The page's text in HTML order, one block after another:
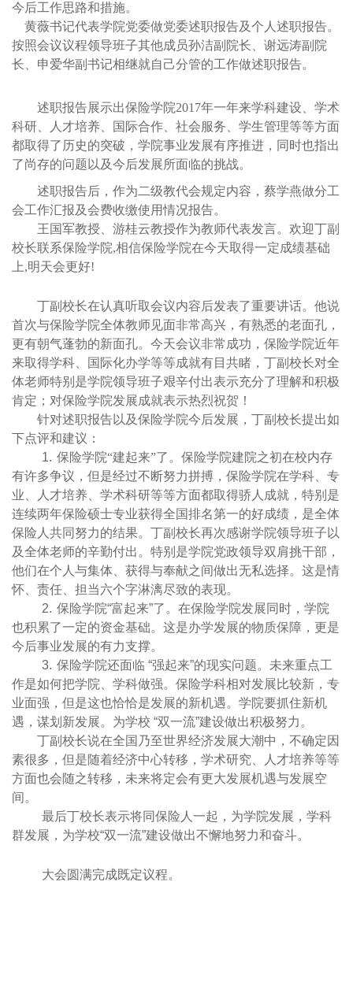
今后工作思路和措施。
黄薇书记代表学院党委做党委述职报告及个人述职报告。
按照会议议程领导班子其他成员孙洁副院长、谢远涛副院
长、申爱华副书记相继就自己分管的工作做述职报告。
述职报告展示出保险学院2017年一年来学科建设、学术
科研、人才培养、国际合作、社会服务、学生管理等等方面
都取得了历史的突破，学院事业发展有序推进，同时也指出
了尚存的问题以及今后发展所面临的挑战。
述职报告后，作为二级教代会规定内容，蔡学燕做分工
会工作汇报及会费收缴使用情况报告。
王国军教授、游桂云教授作为教师代表发言。欢迎丁副
校长联系保险学院,相信保险学院在今天取得一定成绩基础
上,明天会更好!
丁副校长在认真听取会议内容后发表了重要讲话。他说
首次与保险学院全体教师见面非常高兴，有熟悉的老面孔，
更有朝气蓬勃的新面孔。今天会议非常成功，保险学院近年
来取得学科、国际化办学等等成就有目共睹，丁副校长对全
体老师特别是学院领导班子艰辛付出表示充分了理解和积极
肯定；对保险学院发展成就表示热烈祝贺！
针对述职报告以及保险学院今后发展，丁副校长提出如
下点评和建议：
1. 保险学院“建起来”了。保险学院建院之初在校内存
有许多争议，但是经过不断努力拼搏，保险学院在学科、专
业、人才培养、学术科研等等方面都取得骄人成就，特别是
连续两年保险硕士专业获得全国排名第一的好成绩，是全体
保险人共同努力的结果。丁副校长再次感谢学院领导班子以
及全体老师的辛勤付出。特别是学院党政领导双肩挑干部，
他们在个人与集体、获得与奉献之间做出无私选择。这是情
怀、责任、担当六个字淋漓尽致的表现。
2. 保险学院“富起来”了。在保险学院发展同时，学院
也积累了一定的资金基础。这是办学发展的物质保障，更是
今后事业发展的有力支撑。
3. 保险学院还面临 “强起来”的现实问题。未来重点工
作是如何把学院、学科做强。保险学科相对发展比较新，专
业面强，但是这也恰恰是发展的新机遇。学院要抓住新机
遇，谋划新发展。为学校 “双一流”建设做出积极努力。
丁副校长说在全国乃至世界经济发展大潮中，不确定因
素很多，但是随着经济中心转移，学术研究、人才培养等等
方面也会随之转移，未来将定会有更大发展机遇与发展空
间。
最后丁校长表示将同保险人一起，为学院发展，学科
群发展，为学校“双一流”建设做出不懈地努力和奋斗。
大会圆满完成既定议程。